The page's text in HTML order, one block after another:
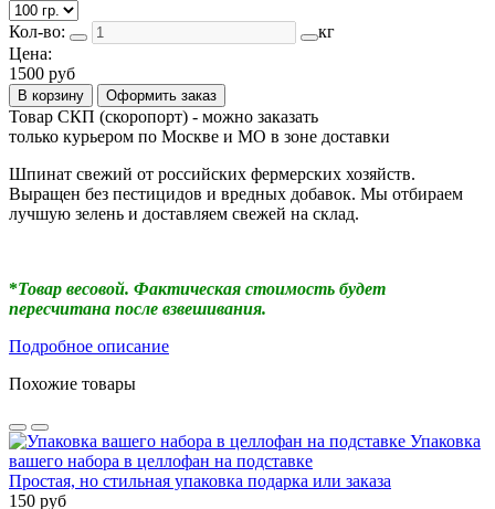
Кол-во:
кг
Цена:
1500 руб
В корзину Оформить заказ
Товар СКП (скоропорт) - можно заказать
только курьером по Москве и МО в зоне доставки
Шпинат свежий от российских фермерских хозяйств.
Выращен без пестицидов и вредных добавок. Мы отбираем
лучшую зелень и доставляем свежей на склад.
*Товар весовой. Фактическая стоимость будет
пересчитана после взвешивания.
Подробное описание
Похожие товары
Упаковка
вашего набора в целлофан на подставке
Простая, но стильная упаковка подарка или заказа
150 руб